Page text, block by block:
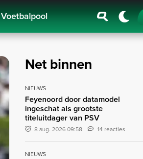
Voetbalpool
Net binnen
NIEUWS
Feyenoord door datamodel
ingeschat als grootste
titeluitdager van PSV
8 aug. 2026 09:58 14 reacties
NIEUWS